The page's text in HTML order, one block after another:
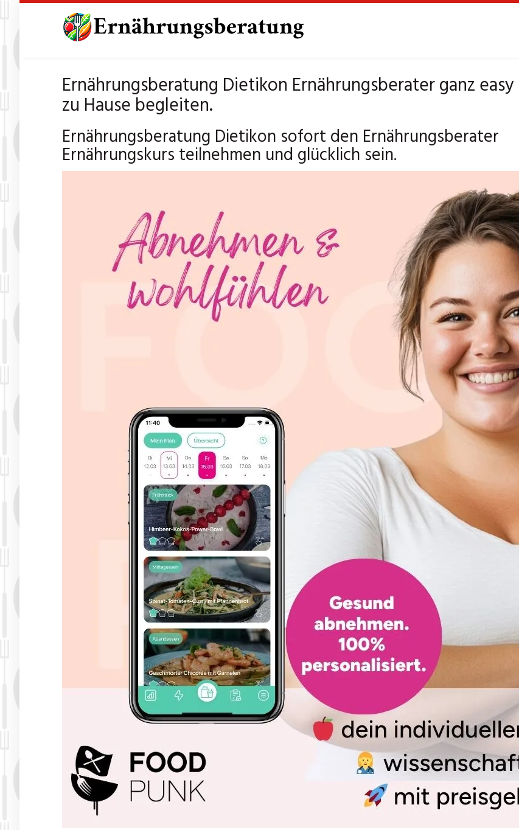
Ernährungsberatung Dietikon Ernährungsberater ganz easy
zu Hause begleiten.
Ernährungsberatung Dietikon sofort den Ernährungsberater
Ernährungskurs teilnehmen und glücklich sein.